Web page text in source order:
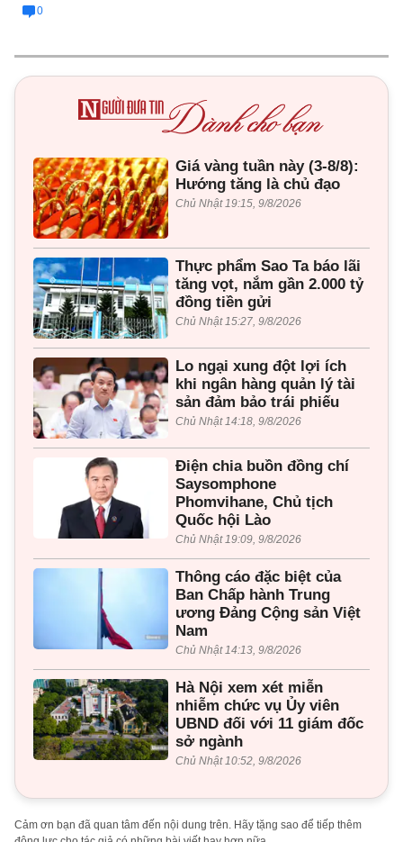
0
Giá vàng tuần này (3-8/8):
Hướng tăng là chủ đạo
Chủ Nhật 19:15, 9/8/2026
Thực phẩm Sao Ta báo lãi
tăng vọt, nắm gần 2.000 tỷ
đồng tiền gửi
Chủ Nhật 15:27, 9/8/2026
Lo ngại xung đột lợi ích
khi ngân hàng quản lý tài
sản đảm bảo trái phiếu
Chủ Nhật 14:18, 9/8/2026
Điện chia buồn đồng chí
Saysomphone
Phomvihane, Chủ tịch
Quốc hội Lào
Chủ Nhật 19:09, 9/8/2026
Thông cáo đặc biệt của
Ban Chấp hành Trung
ương Đảng Cộng sản Việt
Nam
Chủ Nhật 14:13, 9/8/2026
Hà Nội xem xét miễn
nhiễm chức vụ Ủy viên
UBND đối với 11 giám đốc
sở ngành
Chủ Nhật 10:52, 9/8/2026
Cảm ơn bạn đã quan tâm đến nội dung trên. Hãy tặng sao để tiếp thêm